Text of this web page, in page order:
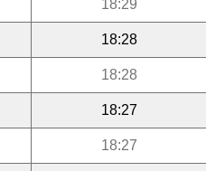
18:29
18:28
18:28
18:27
18:27